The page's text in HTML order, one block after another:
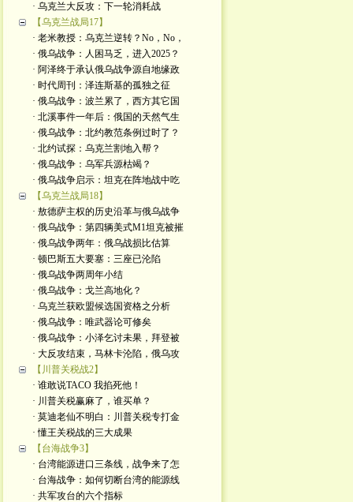
· 乌克兰大反攻：下一轮消耗战
【乌克兰战局17】
· 老米教授：乌克兰逆转？No，No，
· 俄乌战争：人困马乏，进入2025？
· 阿泽终于承认俄乌战争源自地缘政
· 时代周刊：泽连斯基的孤独之征
· 俄乌战争：波兰累了，西方其它国
· 北溪事件一年后：俄国的天然气生
· 俄乌战争：北约教范条例过时了？
· 北约试探：乌克兰割地入帮？
· 俄乌战争：乌军兵源枯竭？
· 俄乌战争启示：坦克在阵地战中吃
【乌克兰战局18】
· 敖德萨主权的历史沿革与俄乌战争
· 俄乌战争：第四辆美式M1坦克被摧
· 俄乌战争两年：俄乌战损比估算
· 顿巴斯五大要塞：三座已沦陷
· 俄乌战争两周年小结
· 俄乌战争：戈兰高地化？
· 乌克兰获欧盟候选国资格之分析
· 俄乌战争：唯武器论可修矣
· 俄乌战争：小泽乞讨未果，拜登被
· 大反攻结束，马林卡沦陷，俄乌攻
【川普关税战2】
· 谁敢说TACO 我掐死他！
· 川普关税赢麻了，谁买单？
· 莫迪老仙不明白：川普关税专打金
· 懂王关税战的三大成果
【台海战争3】
· 台湾能源进口三条线，战争来了怎
· 台海战争：如何切断台湾的能源线
· 共军攻台的六个指标